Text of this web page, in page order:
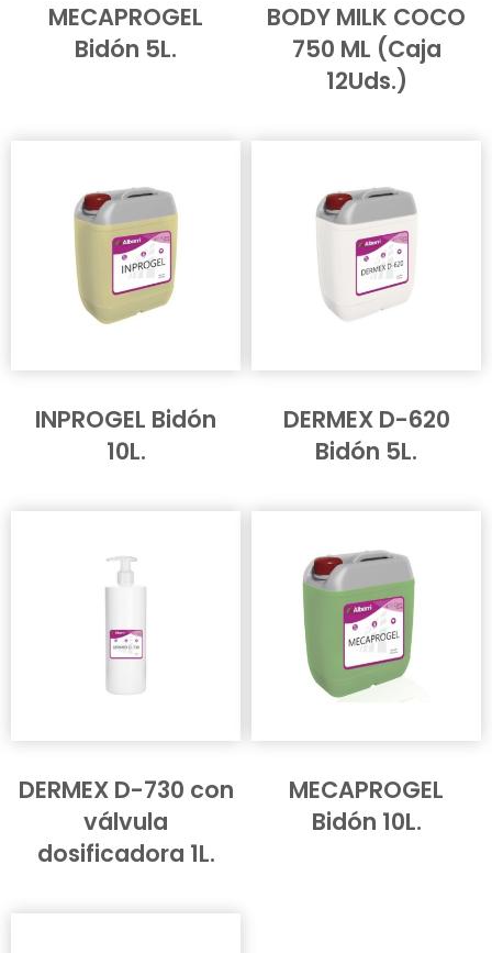
MECAPROGEL
Bidón 5L.
BODY MILK COCO
750 ML (Caja
12Uds.)
INPROGEL Bidón
10L.
DERMEX D-620
Bidón 5L.
DERMEX D-730 con
válvula
dosificadora 1L.
MECAPROGEL
Bidón 10L.